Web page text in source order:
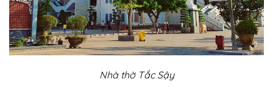
Nhà thờ Tắc Sậy